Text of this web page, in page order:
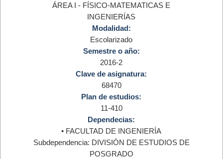
ÁREA I - FÍSICO-MATEMATICAS E
INGENIERÍAS
Modalidad:
Escolarizado
Semestre o año:
2016-2
Clave de asignatura:
68470
Plan de estudios:
11-410
Dependecias:
• FACULTAD DE INGENIERÍA
Subdependencia: DIVISIÓN DE ESTUDIOS DE
POSGRADO